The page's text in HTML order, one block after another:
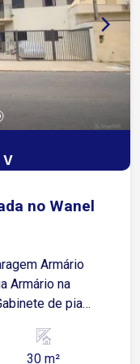
banheiro
e
claraboia e
entrada
Lavanderia
piso em
Piscina
V
Armário
Armário na
de pia
30 m²